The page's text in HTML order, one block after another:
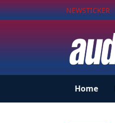
NEWSTICKER
Home